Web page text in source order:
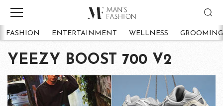
FASHION ENTERTAINMENT WELLNESS GROOMING
YEEZY BOOST 700 V2